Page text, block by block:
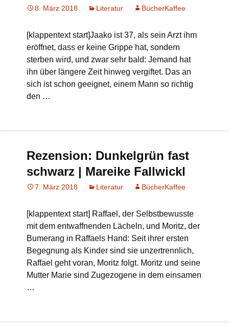
8. März 2018 Literatur BücherKaffee
[klappentext start]Jaako ist 37, als sein Arzt ihm
eröffnet, dass er keine Grippe hat, sondern
sterben wird, und zwar sehr bald: Jemand hat
ihn über längere Zeit hinweg vergiftet. Das an
sich ist schon geeignet, einem Mann so richtig
den …
Rezension: Dunkelgrün fast
schwarz | Mareike Fallwickl
7. März 2018 Literatur BücherKaffee
[klappentext start] Raffael, der Selbstbewusste
mit dem entwaffnenden Lächeln, und Moritz, der
Bumerang in Raffaels Hand: Seit ihrer ersten
Begegnung als Kinder sind sie unzertrennlich,
Raffael geht voran, Moritz folgt. Moritz und seine
Mutter Marie sind Zugezogene in dem einsamen
…